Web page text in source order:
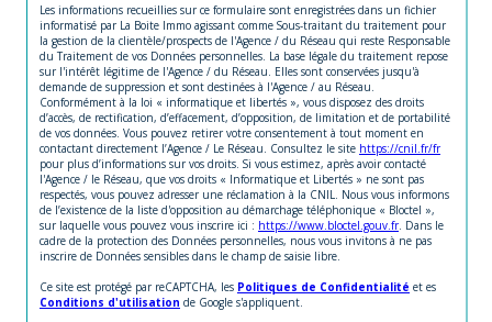
Les informations recueillies sur ce formulaire sont enregistrées dans un fichier
informatisé par La Boite Immo agissant comme Sous-traitant du traitement pour
la gestion de la clientèle/prospects de l'Agence / du Réseau qui reste Responsable
du Traitement de vos Données personnelles. La base légale du traitement repose
sur l'intérêt légitime de l'Agence / du Réseau. Elles sont conservées jusqu'à
demande de suppression et sont destinées à l'Agence / au Réseau.
Conformément à la loi « informatique et libertés », vous disposez des droits
d’accès, de rectification, d’effacement, d’opposition, de limitation et de portabilité
de vos données. Vous pouvez retirer votre consentement à tout moment en
contactant directement l’Agence / Le Réseau. Consultez le site https://cnil.fr/fr
pour plus d’informations sur vos droits. Si vous estimez, après avoir contacté
l'Agence / le Réseau, que vos droits « Informatique et Libertés » ne sont pas
respectés, vous pouvez adresser une réclamation à la CNIL. Nous vous informons
de l’existence de la liste d'opposition au démarchage téléphonique « Bloctel »,
sur laquelle vous pouvez vous inscrire ici : https://www.bloctel.gouv.fr . Dans le
cadre de la protection des Données personnelles, nous vous invitons à ne pas
inscrire de Données sensibles dans le champ de saisie libre.
Ce site est protégé par reCAPTCHA, les Politiques de Confidentialité et es
Conditions d'utilisation de Google s'appliquent.